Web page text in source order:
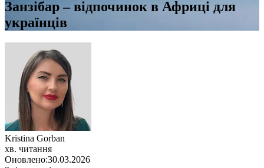
Занзібар – відпочинок в Африці для
українців
Kristina Gorban
хв. читання
Оновлено:30.03.2026